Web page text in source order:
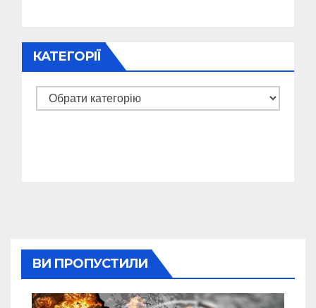
КАТЕГОРІЇ
Категорії
ВИ ПРОПУСТИЛИ